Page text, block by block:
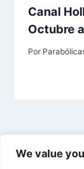
We value
Canal
Octubre
Por